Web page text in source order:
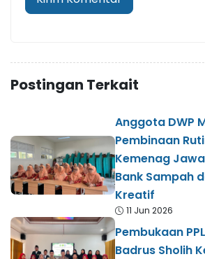
Postingan Terkait
Anggota DWP
Pembinaan
Kemenag
Bank Sampah
Kreatif
11 Jun 2026
Pembukaan
Badrus Sholih